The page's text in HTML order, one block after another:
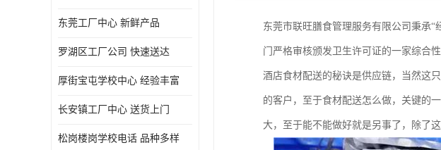
东莞工厂中心 新鲜产品
罗湖区工厂公司 快速送达
厚街宝屯学校中心 经验丰富
长安镇工厂中心 送货上门
松岗楼岗学校电话 品种多样
东莞市联旺膳食管理服务有限公司秉承
门严格审核颁发卫生许可证的一家综合性
酒店食材配送的秘诀是供应链，当然这
的客户，至于食材配送怎么做，关键的
大，至于能不能做好就是另事了，除了